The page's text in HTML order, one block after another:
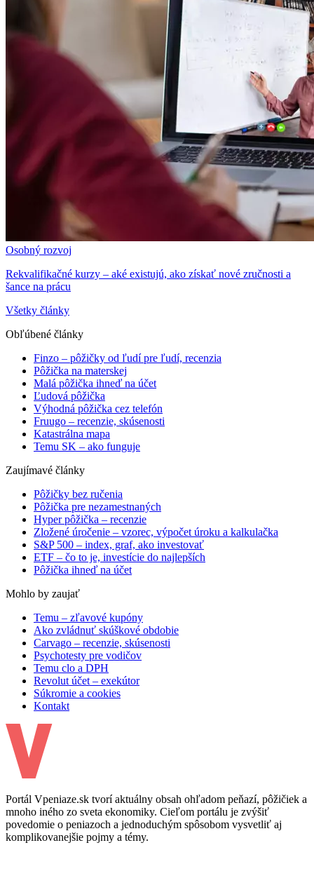
Osobný rozvoj
Rekvalifikačné kurzy – aké existujú, ako získať nové zručnosti a
šance na prácu
Všetky články
Obľúbené články
Finzo – pôžičky od ľudí pre ľudí, recenzia
Pôžička na materskej
Malá pôžička ihneď na účet
Ľudová pôžička
Výhodná pôžička cez telefón
Fruugo – recenzie, skúsenosti
Katastrálna mapa
Temu SK – ako funguje
Zaujímavé články
Pôžičky bez ručenia
Pôžička pre nezamestnaných
Hyper pôžička – recenzie
Zložené úročenie – vzorec, výpočet úroku a kalkulačka
S&P 500 – index, graf, ako investovať
ETF – čo to je, investície do najlepších
Pôžička ihneď na účet
Mohlo by zaujať
Temu – zľavové kupóny
Ako zvládnuť skúškové obdobie
Carvago – recenzie, skúsenosti
Psychotesty pre vodičov
Temu clo a DPH
Revolut účet – exekútor
Súkromie a cookies
Kontakt
Portál Vpeniaze.sk tvorí aktuálny obsah ohľadom peňazí, pôžičiek a
mnoho iného zo sveta ekonomiky. Cieľom portálu je zvýšiť
povedomie o peniazoch a jednoduchým spôsobom vysvetliť aj
komplikovanejšie pojmy a témy.